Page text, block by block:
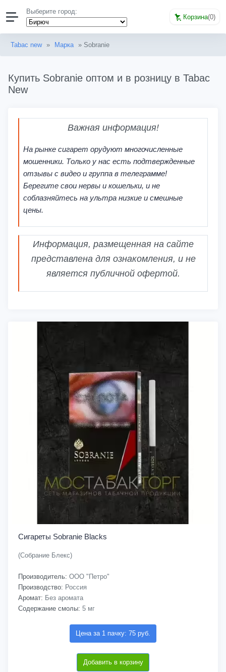
Выберите город:
Корзина(0)
Tabac new » Марка » Sobranie
Купить Sobranie оптом и в розницу в Tabac
New
Важная информация!
На рынке сигарет орудуют многочисленные
мошенники. Только у нас есть подтвержденные
отзывы с видео и группа в телеграмме!
Берегите свои нервы и кошельки, и не
соблазняйтесь на ультра низкие и смешные
цены.
Информация, размещенная на сайте
представлена для ознакомления, и не
является публичной офертой.
Сигареты Sobranie Blacks
(Собрание Блекс)
Производитель: ООО "Петро"
Производство: Россия
Аромат: Без аромата
Содержание смолы: 5 мг
Цена за 1 пачку: 75 руб.
Добавить в корзину